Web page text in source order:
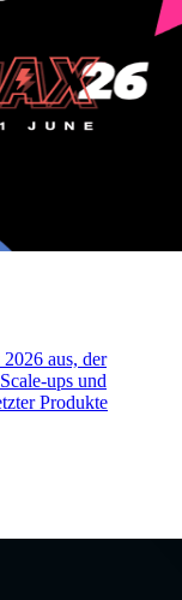
aus, der
ups und
Produkte